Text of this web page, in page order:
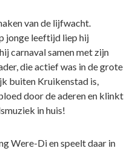
van de lijfwacht.
jonge leeftijd liep hij
carnaval samen met zijn
die actief was in de grote
buiten Kruikenstad is,
door de aderen en klinkt
in huis!
Were-Di en speelt daar in